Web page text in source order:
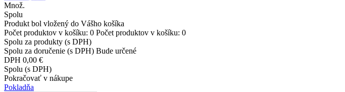
Množ.
Spolu
Produkt bol vložený do Vášho košíka
Počet produktov v košíku: 0 Počet produktov v košíku: 0
Spolu za produkty (s DPH)
Spolu za doručenie (s DPH) Bude určené
DPH 0,00 €
Spolu (s DPH)
Pokračovať v nákupe
Pokladňa